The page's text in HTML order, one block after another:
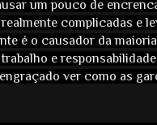
um pouco de
complicadas e
é o causador da
e
ver como as